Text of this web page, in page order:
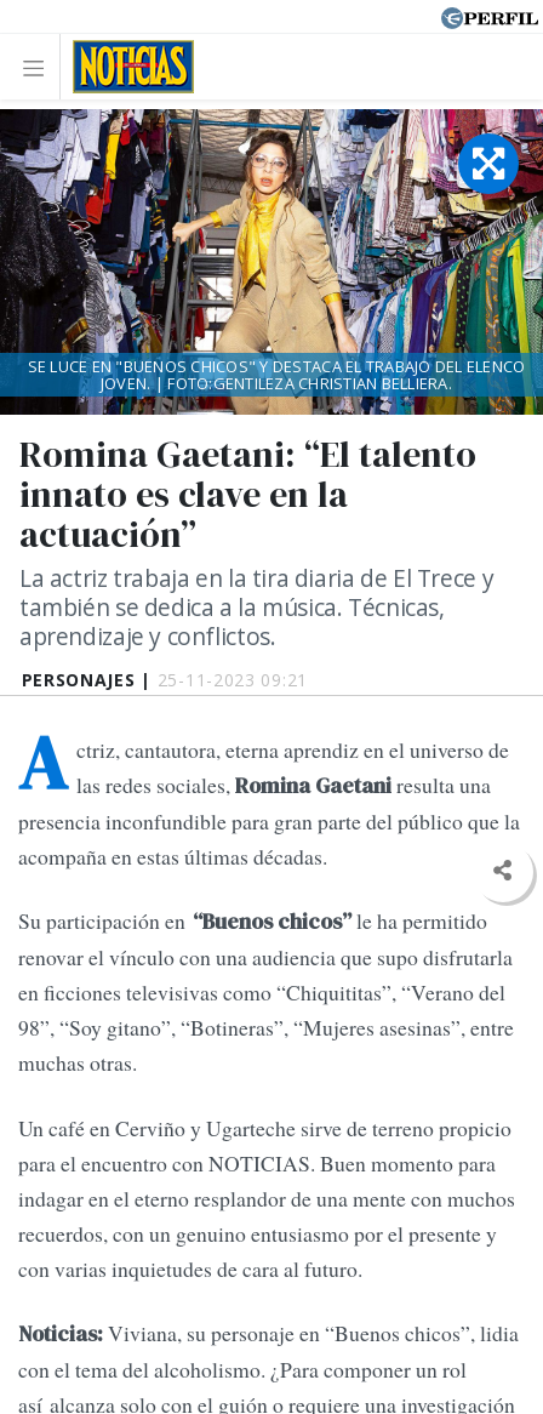
PERSONAJES | 25-11-2023 09:21
Romina Gaetani: “El talento
innato es clave en la
actuación”
La actriz trabaja en la tira diaria de El Trece y
también se dedica a la música. Técnicas,
aprendizaje y conflictos.
SE LUCE EN "BUENOS CHICOS" Y DESTACA EL TRABAJO DEL ELENCO
JOVEN. | FOTO:GENTILEZA CHRISTIAN BELLIERA.
A ctriz, cantautora, eterna aprendiz en el universo de
las redes sociales,Romina Gaetaniresulta una
presencia inconfundible para gran parte del público que la
acompaña en estas últimas décadas.
Su participación en “Buenos chicos”le ha permitido
renovar el vínculo con una audiencia que supo disfrutarla
en ficciones televisivas como “Chiquititas”, “Verano del
98”, “Soy gitano”, “Botineras”, “Mujeres asesinas”, entre
muchas otras.
Un café en Cerviño y Ugarteche sirve de terreno propicio
para el encuentro con NOTICIAS. Buen momento para
indagar en el eterno resplandor de una mente con muchos
recuerdos, con un genuino entusiasmo por el presente y
con varias inquietudes de cara al futuro.
Noticias:Viviana, su personaje en “Buenos chicos”, lidia
con el tema del alcoholismo. ¿Para componer un rol
así alcanza solo con el guión o requiere una investigación